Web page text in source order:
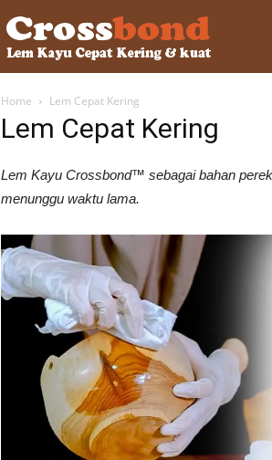
Lem
Kertas,
Home Lem Cepat Kering
Lem Cepat Kering
Lem Kayu Crossbond™ sebagai bahan
menunggu waktu lama.